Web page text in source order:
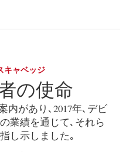
キャベッジ
の使命
内があり､2017年､デビ
業績を通じて､それら
し示しました｡